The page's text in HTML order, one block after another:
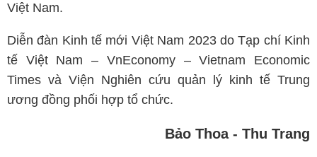
Việt Nam.
Diễn đàn Kinh tế mới Việt Nam 2023 do Tạp chí Kinh
tế Việt Nam – VnEconomy – Vietnam Economic
Times và Viện Nghiên cứu quản lý kinh tế Trung
ương đồng phối hợp tổ chức.
Bảo Thoa - Thu Trang